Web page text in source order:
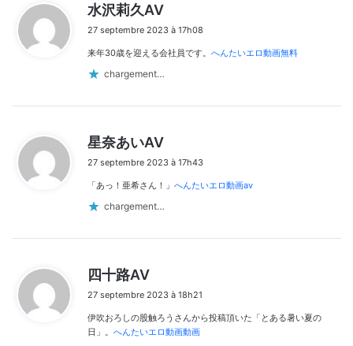
水沢莉久AV
t
27 septembre 2023 à 17h08
来年30歳を迎える会社員です。 へんたいエロ動画無料
chargement…
星奈あいAV
t
27 septembre 2023 à 17h43
「あっ！亜希さん！」 へんたいエロ動画av
chargement…
四十路AV
t
:
27 septembre 2023 à 18h21
伊吹おろしの股触ろうさんから投稿頂いた「とある暑い夏の
日」。 へんたいエロ動画動画